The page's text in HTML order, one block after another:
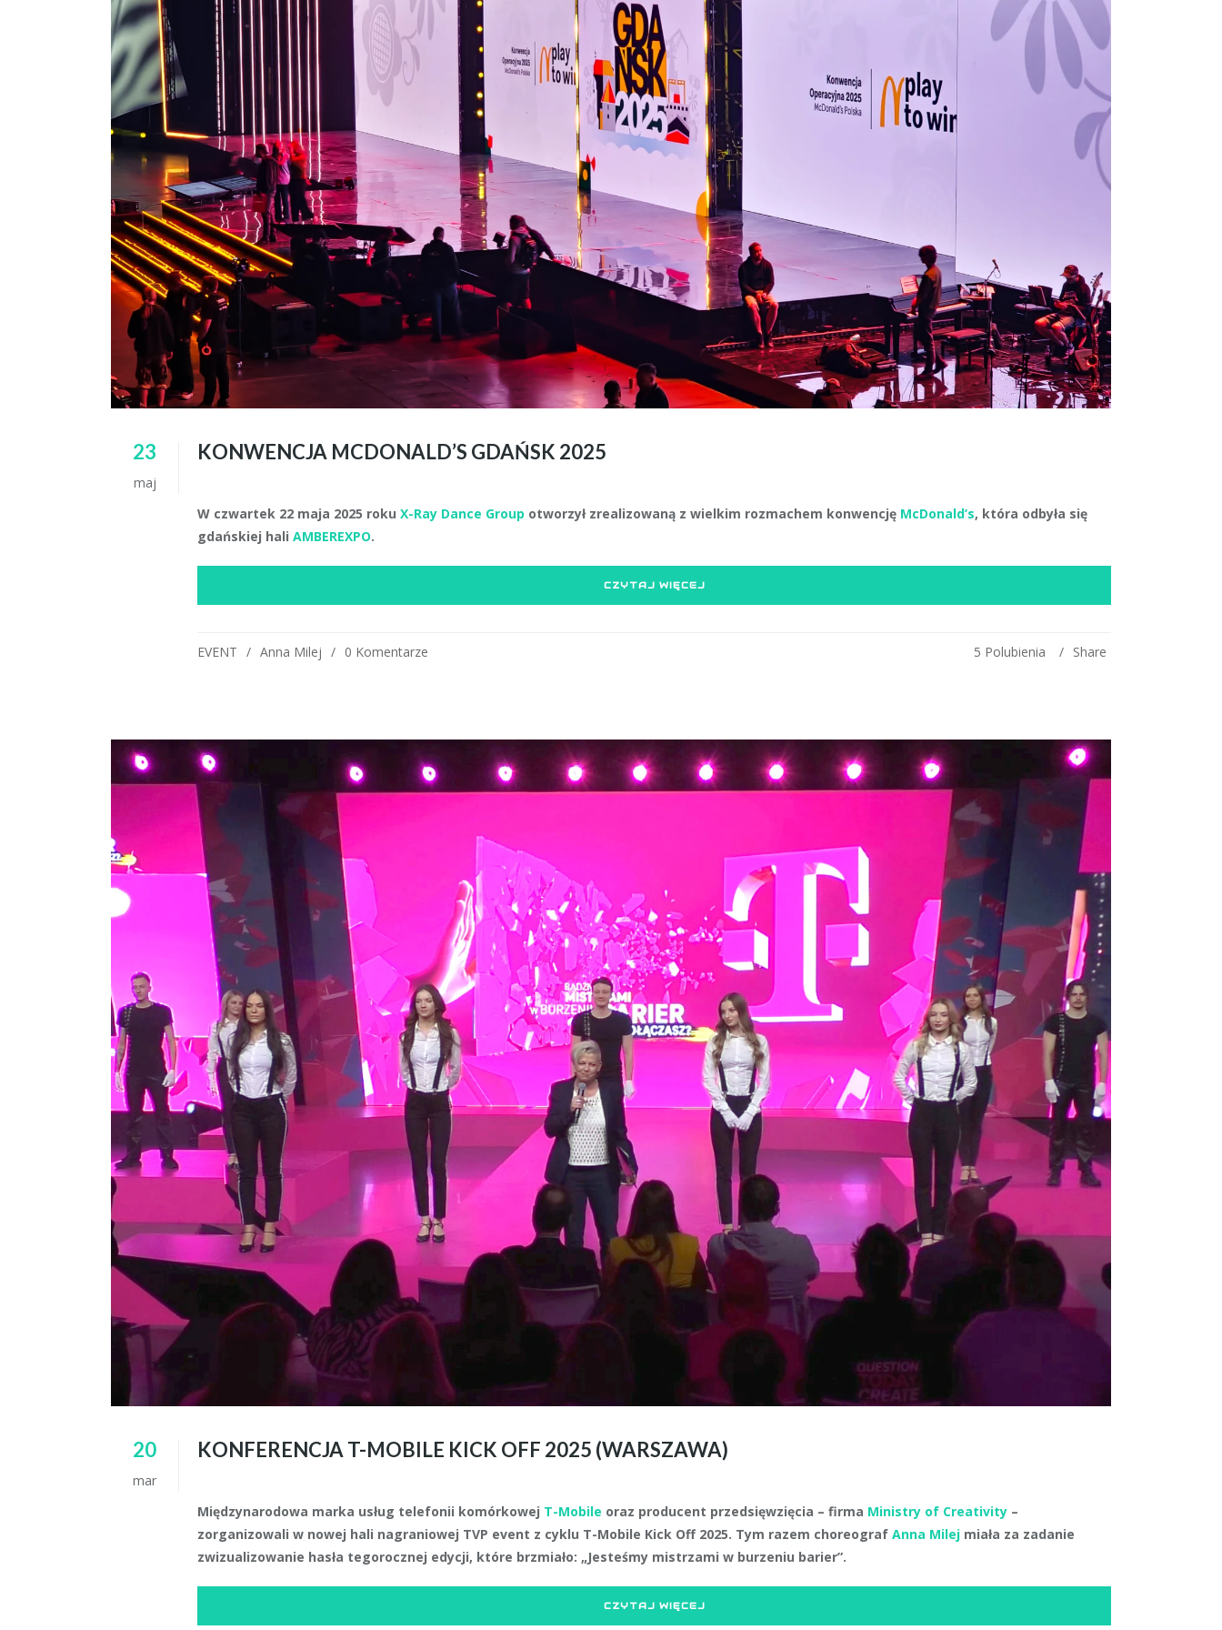
23
maj
KONWENCJA MCDONALD’S GDAŃSK 2025
W czwartek 22 maja 2025 roku X-Ray Dance Group otworzył zrealizowaną z wielkim rozmachem konwencję McDonald’s, która odbyła się
gdańskiej hali AMBEREXPO.
CZYTAJ WIĘCEJ
EVENT Anna Milej 0 Komentarze Share
5 Polubienia
20
mar
KONFERENCJA T-MOBILE KICK OFF 2025 (WARSZAWA)
Międzynarodowa marka usług telefonii komórkowej T-Mobile oraz producent przedsięwzięcia – firma Ministry of Creativity –
zorganizowali w nowej hali nagraniowej TVP event z cyklu T-Mobile Kick Off 2025. Tym razem choreograf Anna Milej miała za zadanie
zwizualizowanie hasła tegorocznej edycji, które brzmiało: „Jesteśmy mistrzami w burzeniu barier”.
CZYTAJ WIĘCEJ